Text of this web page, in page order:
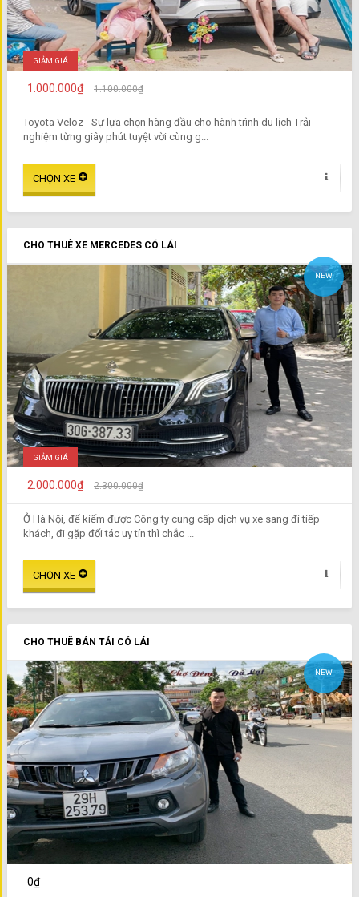
GIẢM GIÁ
1.000.000₫ 1.100.000₫
Toyota Veloz - Sự lựa chọn hàng đầu cho hành trình du lịch Trải
nghiệm từng giây phút tuyệt vời cùng g...
CHO THUÊ XE MERCEDES CÓ LÁI
NEW
GIẢM GIÁ
2.000.000₫ 2.300.000₫
Ở Hà Nội, để kiếm được Công ty cung cấp dịch vụ xe sang đi tiếp
khách, đi gặp đối tác uy tín thì chắc ...
CHO THUÊ BÁN TẢI CÓ LÁI
NEW
0₫